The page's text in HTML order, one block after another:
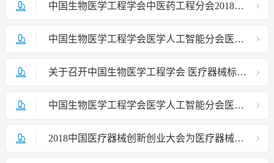
中国生物医学工程学会中医药工程分会2018年学术年会 （第二轮通知）
中国生物医学工程学会医学人工智能分会医学人工智能数据治理及标准化会议（第二轮）通知
关于召开中国生物医学工程学会 医疗器械标准工作委员会第六次主任办公会的通知
中国生物医学工程学会医学人工智能分会医学人工智能数据治理及标准化会议第一轮通知
2018中国医疗器械创新创业大会为医疗器械创业者打造梦想实现平台